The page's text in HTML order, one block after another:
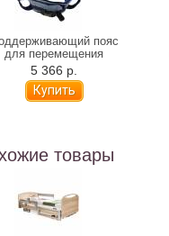
пояс
для перемещения
Альцфикс
5 366 р.
товары